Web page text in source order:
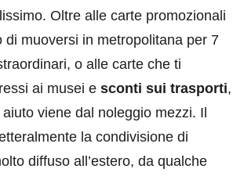
Oltre alle carte promozionali
di muoversi in metropolitana per 7
o alle carte che ti
ai musei e sconti sui trasporti,
viene dal noleggio mezzi. Il
la condivisione di
diffuso all’estero, da qualche